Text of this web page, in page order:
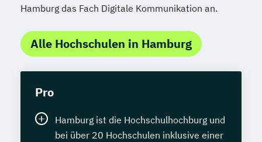
Hamburg das Fach Digitale Kommunikation an.
Alle Hochschulen in Hamburg
Pro
Hamburg ist die Hochschulhochburg und
bei über 20 Hochschulen inklusive einer